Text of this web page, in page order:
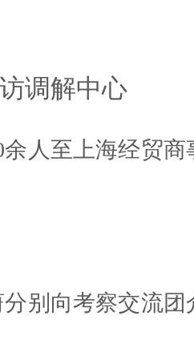
调解中心
人至上海经贸商
别向考察交流团